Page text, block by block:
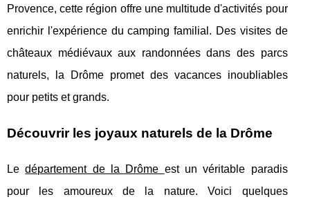
Provence, cette région offre une multitude d'activités pour
enrichir l'expérience du camping familial. Des visites de
châteaux médiévaux aux randonnées dans des parcs
naturels, la Drôme promet des vacances inoubliables
pour petits et grands.
Découvrir les joyaux naturels de la Drôme
Ledépartement de la Drôme est un véritable paradis
pour les amoureux de la nature. Voici quelques